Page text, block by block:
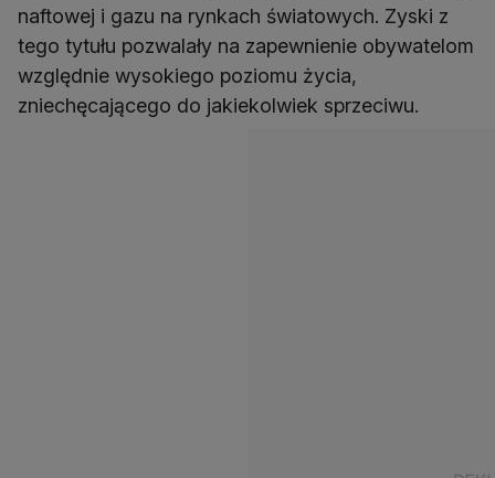
naftowej i gazu na rynkach światowych. Zyski z
tego tytułu pozwalały na zapewnienie obywatelom
względnie wysokiego poziomu życia,
zniechęcającego do jakiekolwiek sprzeciwu.